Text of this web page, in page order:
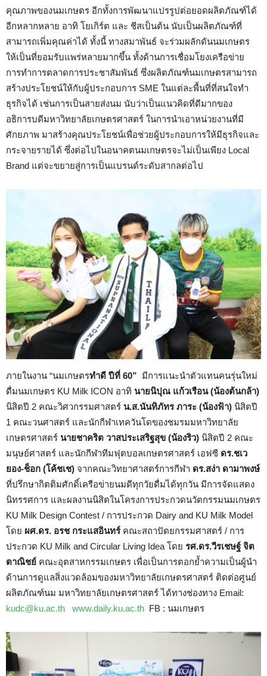
คุณภาพของนมเกษตร อีกทั้งการพัฒนาแปรรูปต่อยอดผลิตภัณฑ์ได้
อีกหลากหลาย อาทิ โยเกิร์ต และ ชีสเป็นต้น นับเป็นผลิตภัณฑ์ที่
สามารถเพิ่มคุณค่าได้ ทั้งนี้ ทางสมาพันธ์ จะร่วมผลักดันนมเกษตร
ให้เป็นที่ยอมรับแพร่หลายมากขึ้น ทั้งด้านการเชื่อมโยงเครือข่าย
การทำการตลาดการประชาสัมพันธ์ ซึ่งผลิตภัณฑ์นมเกษตรสามารถ
สร้างประโยชน์ให้กับผู้ประกอบการ SME ในแต่ละพื้นที่ที่สนใจทำ
ธุรกิจได้ เช่นการเป็นสายส่งนม นับว่าเป็นแนวคิดที่ดีมากของ
อธิการบดีมหาวิทยาลัยเกษตรศาสตร์ ในการนำเอาหน่วยงานที่มี
ศักยภาพ มาสร้างคุณประโยชน์เพื่อช่วยผู้ประกอบการให้มีธุรกิจและ
กระจายรายได้ ซึ่งต่อไปในอนาคตนมเกษตรจะไม่เป็นเพียง Local
Brand แต่จะขยายสู่การเป็นแบรนด์ระดับสากลต่อไป
ภายในงาน “นมเกษตรทำดี ปีที่ 60” มีการแนะนำตัวแทนคนรุ่นใหม่
ดื่มนมเกษตร KU Milk ICON อาทิ นายนิปุณ แก้วเรือน (น้องต้นกล้า)
นิสิตปี 2 คณะวิศวกรรมศาสตร์ น.ส.นันทิภัทร ภาระ (น้องฟ้า) นิสิตปี
1 คณะวนศาสตร์ และนักกีฬาเทควันโดของชมรมมหาวิทยาลัย
เกษตรศาสตร์ นายชาคริต วาสประเสริฐสุข (น้องริว) นิสิตปี 2 คณะ
มนุษย์ศาสตร์ และนักกีฬาทีมฟุตบอลเกษตรศาสตร์ เอฟซี ดร.ชเว
ยอง-ช็อก (โค้ชเช) จากคณะวิทยาศาสตร์การกีฬา ดร.สง่า ดามาพงษ์
ที่ปรึกษากิตติมศักดิ์เครือข่ายนมดีทุกวัยดื่มได้ทุกวัน มีการจัดแสดง
นิทรรศการ และผลงานนิสิตในโครงการประกวดนวัตกรรมนมเกษตร
KU Milk Design Contest / การประกวด Dairy and KU Milk Model
โดย ผศ.ดร. อรช กระแสอินทร์ คณะสถาปัตยกรรมศาสตร์ / การ
ประกวด KU Milk and Circular Living Idea โดย รศ.ดร.วีรเชษฐ์ จิต
ตาณิชย์ คณะอุตสาหกรรมเกษตร เพื่อเป็นการตอกย้ำความเป็นผู้นำ
ด้านการดูแลสิ่งแวดล้อมของมหาวิทยาลัยเกษตรศาสตร์ ติดต่อศูนย์
ผลิตภัณฑ์นม มหาวิทยาลัยเกษตรศาสตร์ ได้ทางช่องทาง Email:
kudc@ku.ac.th
www.daily.ku.ac.th FB : นมเกษตร